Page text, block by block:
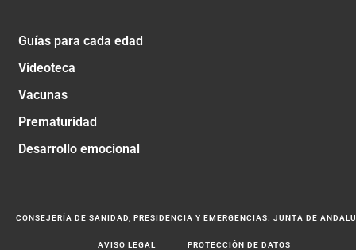
Guías para cada edad
Videoteca
Vacunas
Prematuridad
Desarrollo emocional
CONSEJERÍA DE SANIDAD, PRESIDENCIA Y EMERGENCIAS. JUNTA DE
AVISO LEGAL PROTECCIÓN DE DATOS